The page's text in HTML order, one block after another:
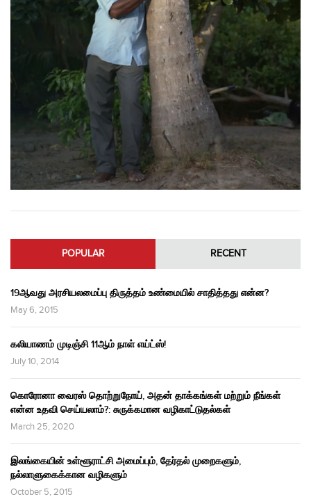
POPULAR RECENT
19ஆவது அரசியலமைப்பு திருத்தம் உண்மையில் சாதித்தது என்ன?
May 6, 2015
கலியாணம் முடிஞ்சி 11ஆம் நாள் எய்ட்ஸ்!
July 10, 2014
கொரோனா வைரஸ் தொற்றுநோய், அதன் தாக்கங்கள் மற்றும் நீங்கள்
என்ன உதவி செய்யலாம்?: சுருக்கமான வழிகாட்டுதல்கள்
March 25, 2020
இலங்கையின் உள்ளூராட்சி அமைப்பும், தேர்தல் முறைகளும்,
நல்லாளுகைக்கான வழிகளும்
October 5, 2015